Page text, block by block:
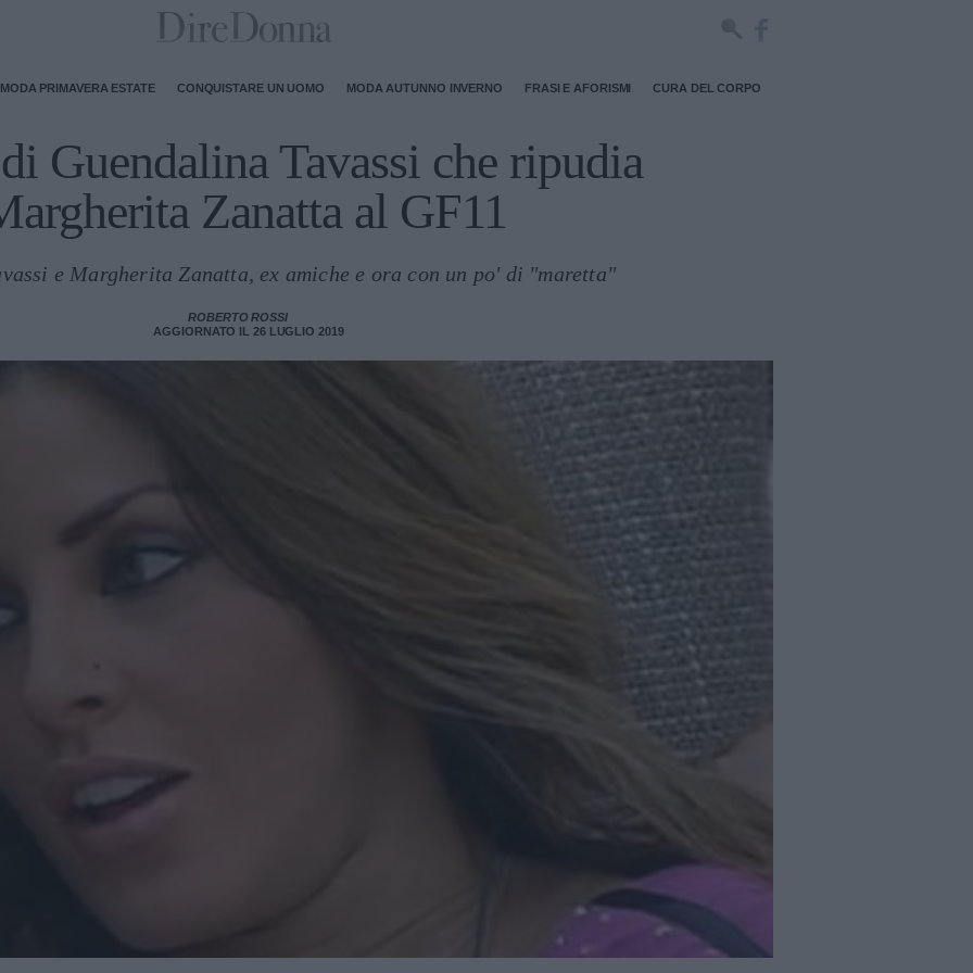
MODA PRIMAVERA ESTATE CONQUISTARE UN UOMO MODA AUTUNNO INVERNO FRASI E AFORISMI CURA DEL CORPO
Guendalina Tavassi che ripudia
Zanatta al GF11
e Margherita Zanatta, ex amiche e ora con un po' di "maretta"
ROBERTO ROSSI
AGGIORNATO IL 26 LUGLIO 2019